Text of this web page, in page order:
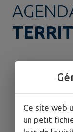
Ce site web
un petit